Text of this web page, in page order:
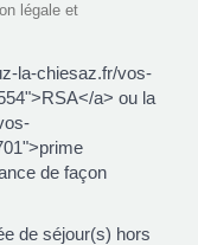
légale et
la-chiesaz.fr/vos-
a> ou la
de façon
de séjour(s) hors